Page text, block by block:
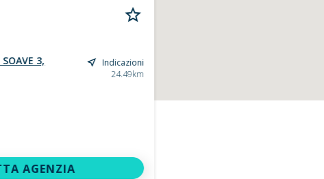
3,
Indicazioni
24.49km
AGENZIA